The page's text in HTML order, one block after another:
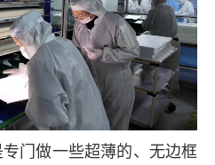
门做一些超薄的、无边框